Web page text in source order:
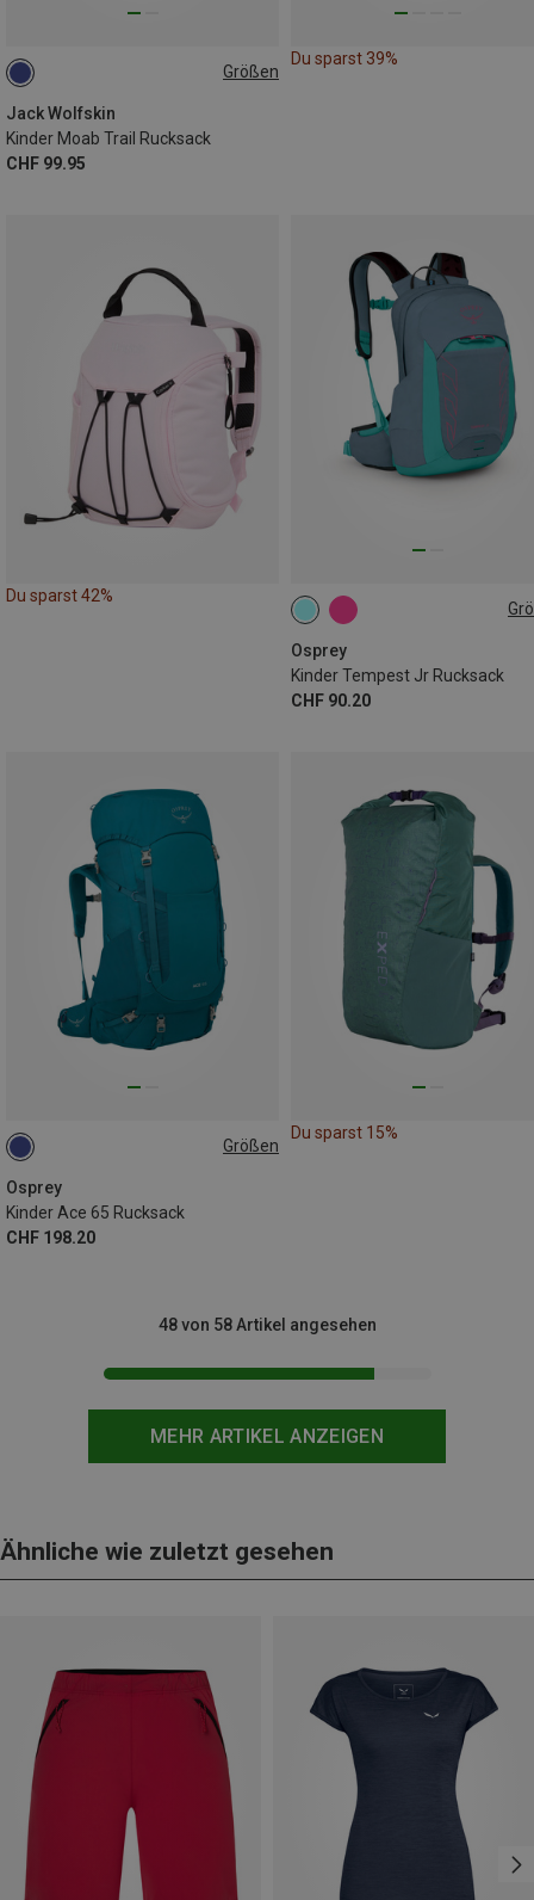
Größen
Jack Wolfskin
Kinder Moab Trail Rucksack
CHF 99.95
14L
Du sparst 39%
Du sparst 42%
Osprey
Kinder Tempest Jr Rucksack
CHF 90.20
11L
Größen
Osprey
Kinder Ace 65 Rucksack
CHF 198.20
65L
Du sparst 15%
MEHR ARTIKEL ANZEIGEN
48 von 58 Artikel angesehen
Ähnliche wie zuletzt gesehen